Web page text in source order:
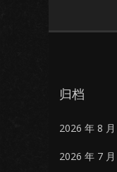
归档
2026 年 8 月
2026 年 7 月